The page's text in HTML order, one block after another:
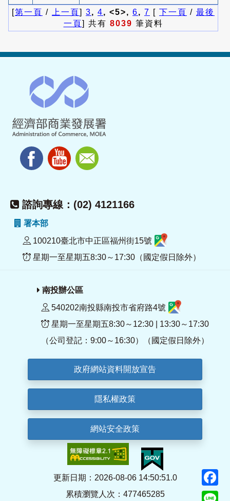
[第一頁 / 上一頁] 3, 4, <5>, 6, 7 [ 下一頁 / 最後
一頁] 共有 8039 筆資料
諮詢專線：(02) 4121166
署本部
100210臺北市中正區福州街15號
星期一至星期五8:30～17:30（國定假日除外）
南投辦公區
540202南投縣南投市省府路4號
星期一至星期五8:30～12:30 | 13:30～17:30
（公司登記：9:00～16:30）（國定假日除外）
政府網站資料開放宣告
隱私權政策
網站安全政策
更新日期：2026-08-06 14:50:51.0
累積瀏覽人次：477465285